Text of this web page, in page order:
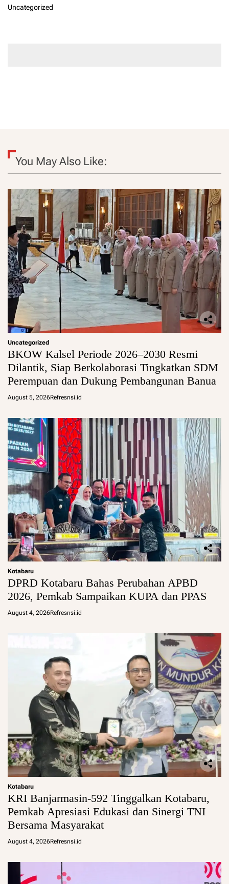
Uncategorized
You May Also Like:
Uncategorized
BKOW Kalsel Periode 2026–2030 Resmi
Dilantik, Siap Berkolaborasi Tingkatkan SDM
Perempuan dan Dukung Pembangunan Banua
August 5, 2026Refresnsi.id
Kotabaru
DPRD Kotabaru Bahas Perubahan APBD
2026, Pemkab Sampaikan KUPA dan PPAS
August 4, 2026Refresnsi.id
Kotabaru
KRI Banjarmasin-592 Tinggalkan Kotabaru,
Pemkab Apresiasi Edukasi dan Sinergi TNI
Bersama Masyarakat
August 4, 2026Refresnsi.id